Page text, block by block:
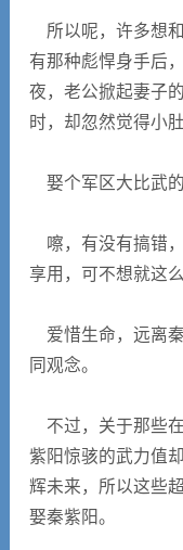
所以呢，许多想
有那种彪悍身手后
夜，老公掀起妻子
时，却忽然觉得小
娶个军区大比武的
嚓，有没有搞错
享用，可不想就这
爱惜生命，远离
同观念。
不过，关于那些
紫阳惊骇的武力值
辉未来，所以这些
娶秦紫阳。